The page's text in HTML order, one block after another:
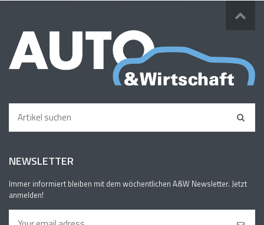
NEWSLETTER
Immer informiert bleiben mit dem wöchentlichen A&W Newsletter. Jetzt
anmelden!